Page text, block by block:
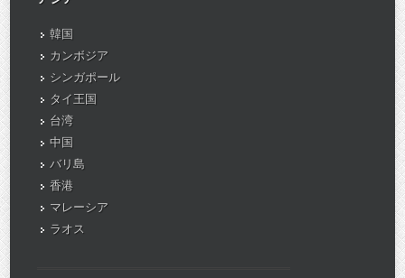
韓国
カンボジア
シンガポール
タイ王国
台湾
中国
バリ島
香港
マレーシア
ラオス